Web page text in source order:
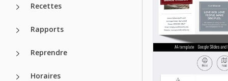
Recettes
Rapports
Reprendre
Horaires